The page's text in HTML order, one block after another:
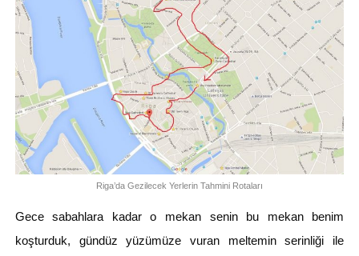
Riga’da Gezilecek Yerlerin Tahmini Rotaları
Gece sabahlara kadar o mekan senin bu mekan benim
koşturduk, gündüz yüzümüze vuran meltemin serinliği ile